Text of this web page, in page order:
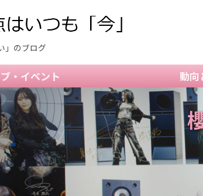
」のブログ
・イベント 動向